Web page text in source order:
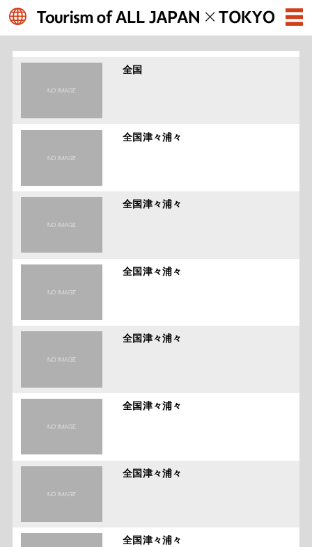
全国
全国津々浦々
全国津々浦々
全国津々浦々
全国津々浦々
全国津々浦々
全国津々浦々
全国津々浦々